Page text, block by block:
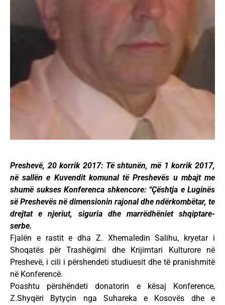
Preshevë, 20 korrik 2017: Të shtunën, më 1 korrik 2017,
në sallën e Kuvendit komunal të Preshevës u mbajt me
shumë sukses Konferenca shkencore: “Çështja e Luginës
së Preshevës në dimensionin rajonal dhe ndërkombëtar, te
drejtat e njeriut, siguria dhe marrëdhëniet shqiptare-
serbe.
Fjalën e rastit e dha Z. Xhemaledin Salihu, kryetar i
Shoqatës për Trashëgimi dhe Krijimtari Kulturore në
Preshevë, i cili i përshendeti studiuesit dhe të pranishmitë
në Konferencë.
Poashtu përshëndeti donatorin e kësaj Konference,
Z.Shyqëri Bytyçin nga Suhareka e Kosovës dhe e